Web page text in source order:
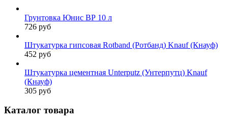
Грунтовка Юнис ВР 10 л
726 руб
Штукатурка гипсовая Rotband (Ротбанд) Knauf (Кнауф)
452 руб
Штукатурка цементная Unterputz (Унтерпутц) Knauf
(Кнауф)
305 руб
Каталог товара